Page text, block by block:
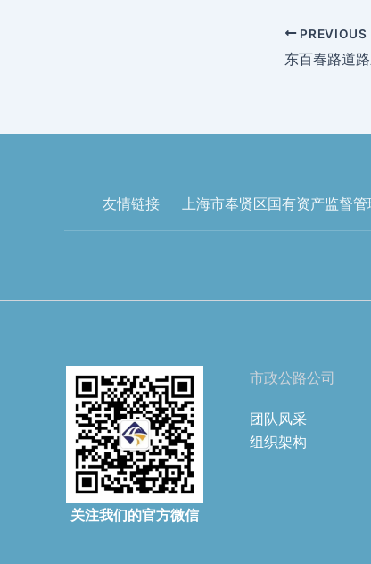
PREVIOUS
东百春路道
友情链接 上海市奉贤区国有资产监督管
关注我们的官方微信
市政公路公司
团队风采
组织架构